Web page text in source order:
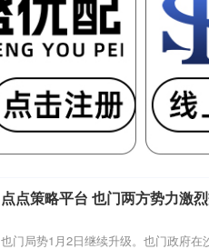
点点策略平台 也门两方势力激
也门局势1月2日继续升级。也门政府